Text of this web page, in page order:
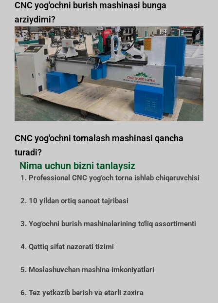
CNC yog'ochni burish mashinasi bunga
arziydimi?
CNC yog'ochni tornalash mashinasi qancha
turadi?
Nima uchun bizni tanlaysiz
1. Professional CNC yog'och torna ishlab chiqaruvchisi
2. 10 yildan ortiq sanoat tajribasi
3. Yog'ochni burish mashinalarining to'liq assortimenti
4. Qattiq sifat nazorati tizimi
5. Moslashuvchan mashina imkoniyatlari
6. Tez yetkazib berish va etarli zaxira